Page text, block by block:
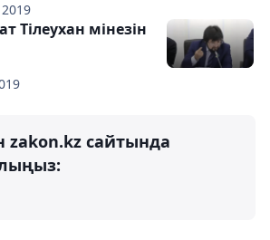
Тілеухан мінезін
сайтында